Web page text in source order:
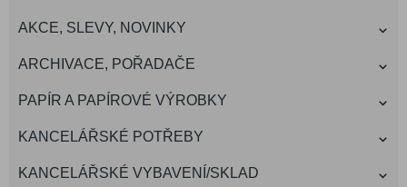
AKCE, SLEVY, NOVINKY
ARCHIVACE, POŘADAČE
PAPÍR A PAPÍROVÉ VÝROBKY
KANCELÁŘSKÉ POTŘEBY
KANCELÁŘSKÉ VYBAVENÍ/SKLAD